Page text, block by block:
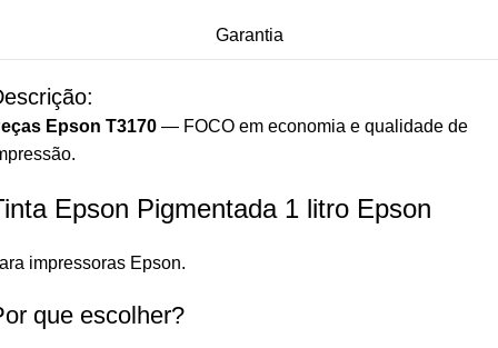
Garantia
Epson T3170 — FOCO em economia e qualidade de
Epson Pigmentada 1 litro Epson
impressoras Epson.
que escolher?